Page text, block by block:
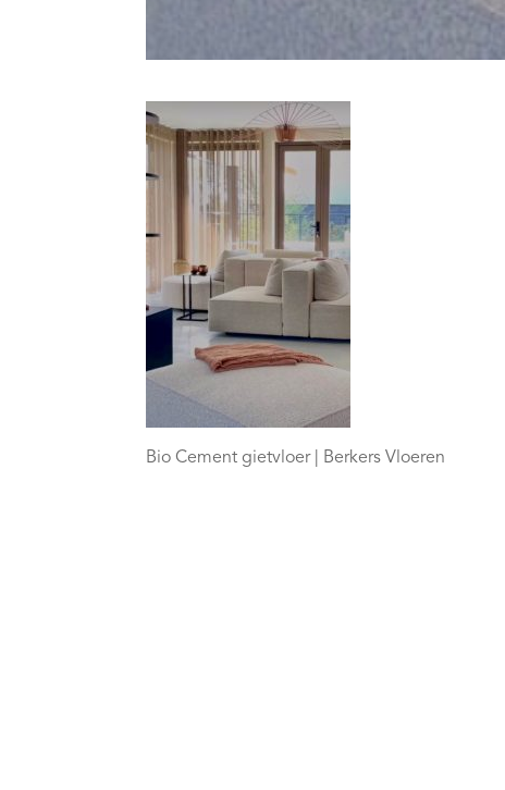
Bio Cement gietvloer | Berkers Vloeren